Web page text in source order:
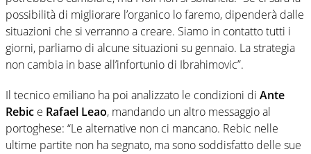
possibilità di migliorare l’organico lo faremo, dipenderà dalle
situazioni che si verranno a creare. Siamo in contatto tutti i
giorni, parliamo di alcune situazioni su gennaio. La strategia
non cambia in base all’infortunio di Ibrahimovic”.
Il tecnico emiliano ha poi analizzato le condizioni di Ante
Rebic e Rafael Leao, mandando un altro messaggio al
portoghese: “Le alternative non ci mancano. Rebic nelle
ultime partite non ha segnato, ma sono soddisfatto delle sue